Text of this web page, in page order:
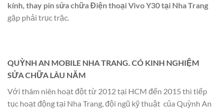
kính, thay pin sửa chữa Điện thoại Vivo Y30 tại Nha Trang
gặp phải trục trặc.
QUỲNH AN MOBILE NHA TRANG. CÓ KINH NGHIỆM
SỬA CHỮA LÂU NĂM
Với thâm niên hoạt đột từ 2012 tại HCM đến 2015 thì tiếp
tục hoạt động tại Nha Trang, đội ngũ kỹ thuật của Quỳnh An